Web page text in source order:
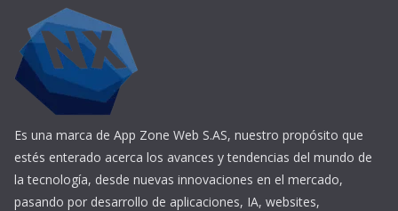
Es una marca de App Zone Web S.AS, nuestro propósito que
estés enterado acerca los avances y tendencias del mundo de
la tecnología, desde nuevas innovaciones en el mercado,
pasando por desarrollo de aplicaciones, IA, websites,